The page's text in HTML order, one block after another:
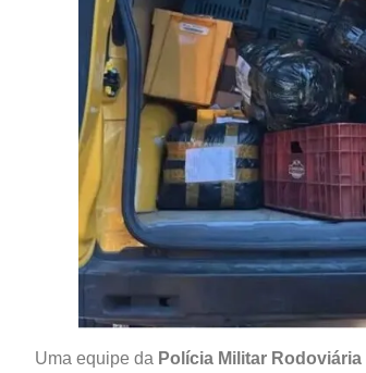
Uma equipe da Polícia Militar Rodoviária